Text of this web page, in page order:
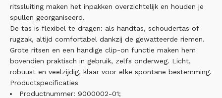
ritssluiting maken het inpakken overzichtelijk en houden je
spullen georganiseerd.
De tas is flexibel te dragen: als handtas, schoudertas of
rugzak, altijd comfortabel dankzij de gewatteerde riemen.
Grote ritsen en een handige clip-on functie maken hem
bovendien praktisch in gebruik, zelfs onderweg. Licht,
robuust en veelzijdig, klaar voor elke spontane bestemming.
Productspecificaties
Productnummer: 9000002-01;